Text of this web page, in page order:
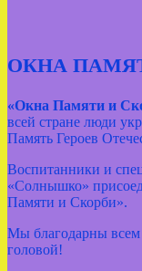
ОКНА
«Окна Памяти и
всей стране люди
Память Героев
Воспитанники и
«Солнышко»
Памяти и Скорби».
Мы благодарны всем
головой!